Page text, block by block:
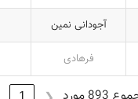
آجودانی نمین
فرهادی
1